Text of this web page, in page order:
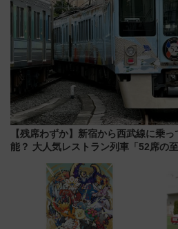
【残席わずか】新宿から西武線に乗
能？ 大人気レストラン列車「52席の